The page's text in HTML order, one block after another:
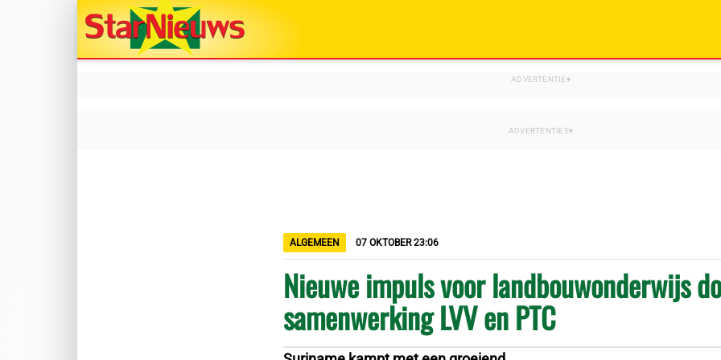
ALGEMEEN 07 OKTOBER 23:06
Nieuwe impuls voor landbouwonderwijs
samenwerking LVV en PTC